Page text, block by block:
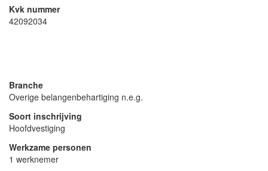
Kvk nummer
42092034
Branche
Overige belangenbehartiging n.e.g.
Soort inschrijving
Hoofdvestiging
Werkzame personen
1 werknemer